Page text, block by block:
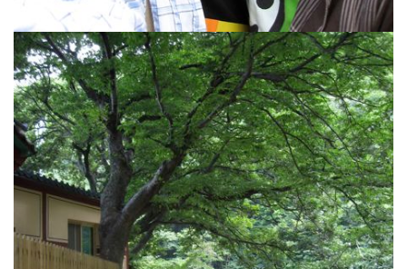
사
이
의
강
최
적
화
전
략
셜
게